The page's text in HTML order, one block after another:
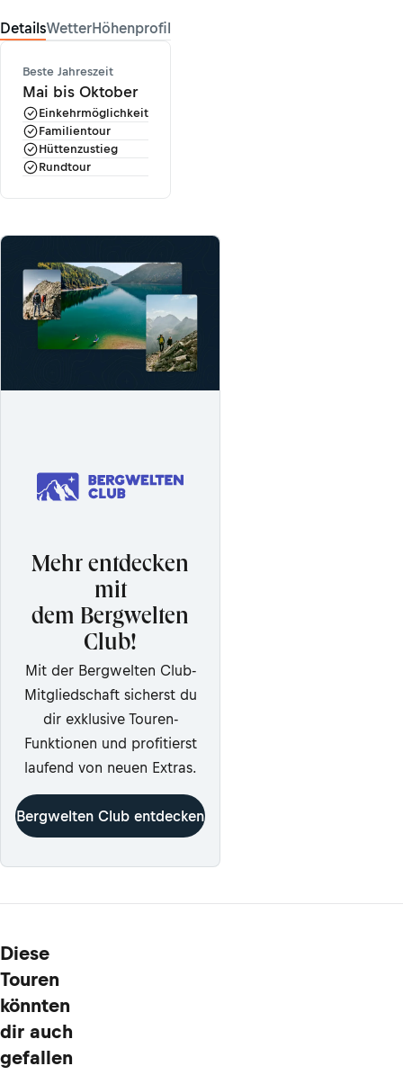
DetailsWetterHöhenprofil
Beste Jahreszeit
Mai bis Oktober
Einkehrmöglichkeit
Familientour
Hüttenzustieg
Rundtour
Mehr entdecken
mit
dem Bergwelten
Club!
Mit der Bergwelten Club-
Mitgliedschaft sicherst du
dir exklusive Touren-
Funktionen und profitierst
laufend von neuen Extras.
Bergwelten Club entdecken
Diese
Touren
könnten
dir auch
gefallen